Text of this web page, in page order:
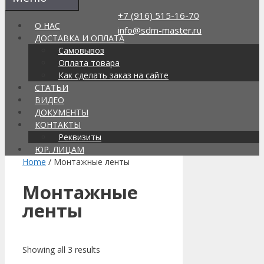
Перейти
содержимому
+7 (916) 515-16-70
info@sdm-master.ru
О НАС
ДОСТАВКА И ОПЛАТА
Самовывоз
Оплата товара
Как сделать заказ на сайте
СТАТЬИ
ВИДЕО
ДОКУМЕНТЫ
КОНТАКТЫ
Реквизиты
ЮР. ЛИЦАМ
Поиск
товаров
Каталог
Home / Монтажные ленты
Монтажные
ленты
Showing all 3 results